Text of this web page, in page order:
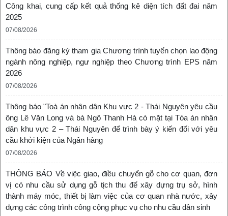
Công khai, cung cấp kết quả thống kê diện tích đất đai năm
2025
07/08/2026
Thông báo đăng ký tham gia Chương trình tuyển chọn lao động
ngành nông nghiệp, ngư nghiệp theo Chương trình EPS năm
2026
07/08/2026
Thông báo "Toà án nhân dân Khu vực 2 - Thái Nguyên yêu cầu
ông Lê Văn Long và bà Ngô Thanh Hà có mặt tại Tòa án nhân
dân khu vực 2 – Thái Nguyên để trình bày ý kiến đối với yêu
cầu khởi kiện của Ngân hàng
07/08/2026
THÔNG BÁO Về việc giao, điều chuyển gỗ cho cơ quan, đơn
vị có nhu cầu sử dụng gỗ tịch thu để xây dựng trụ sở, hình
thành máy móc, thiết bị làm việc của cơ quan nhà nước, xây
dựng các công trình công cộng phục vụ cho nhu cầu dân sinh